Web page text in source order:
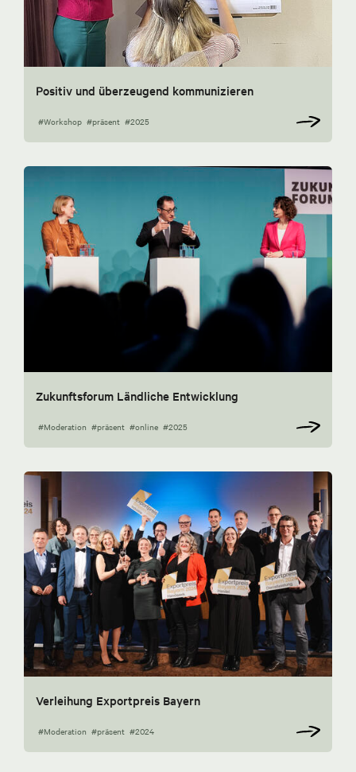
Positiv und überzeugend kommunizieren
#Workshop #präsent #2025
Zukunftsforum Ländliche Entwicklung
#Moderation #präsent #online #2025
Verleihung Exportpreis Bayern
#Moderation #präsent #2024